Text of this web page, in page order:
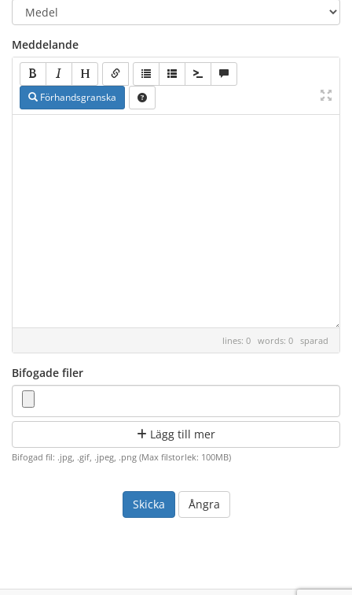
Meddelande
Förhandsgranska
lines: 0 words: 0 sparad
Bifogade filer
Lägg till mer
Bifogad fil: .jpg, .gif, .jpeg, .png (Max filstorlek: 100MB)
Ångra